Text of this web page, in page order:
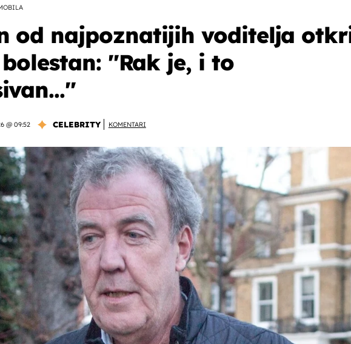
od najpoznatijih voditelja
''Rak je, i to
@ 09:52 CELEBRITY KOMENTARI